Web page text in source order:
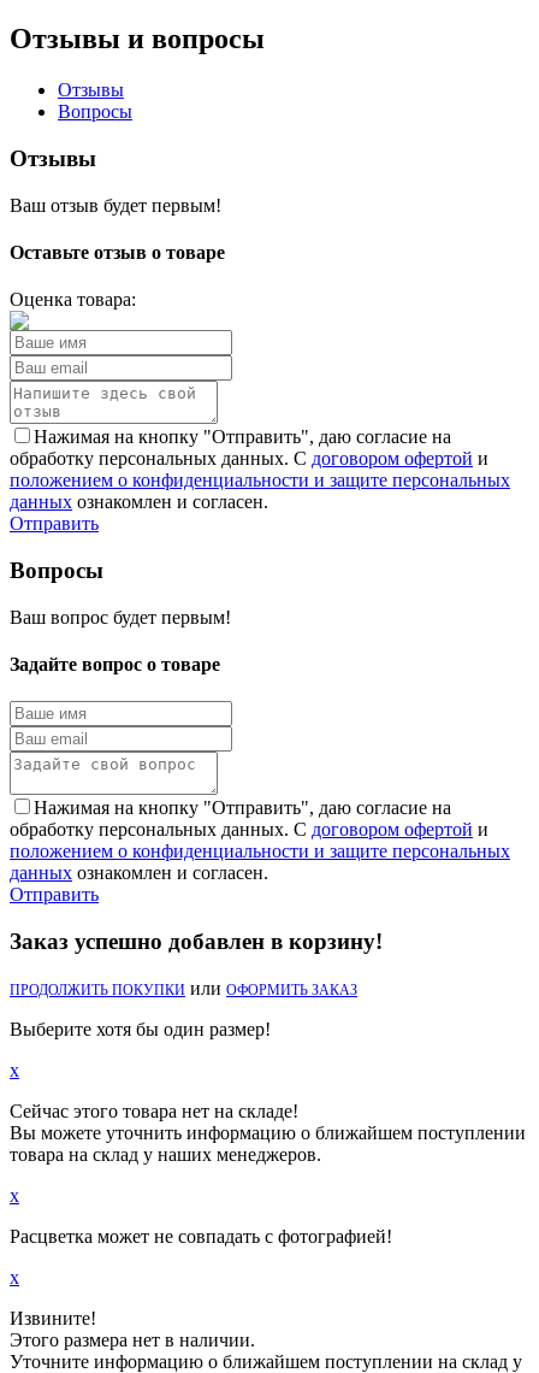
Отзывы и вопросы
Отзывы
Вопросы
Отзывы
Ваш отзыв будет первым!
Оставьте отзыв о товаре
Оценка товара:
Нажимая на кнопку "Отправить", даю согласие на
обработку персональных данных. С договором офертой и
положением о конфиденциальности и защите персональных
данных ознакомлен и согласен.
Отправить
Вопросы
Ваш вопрос будет первым!
Задайте вопрос о товаре
Нажимая на кнопку "Отправить", даю согласие на
обработку персональных данных. С договором офертой и
положением о конфиденциальности и защите персональных
данных ознакомлен и согласен.
Отправить
Заказ успешно добавлен в корзину!
ПРОДОЛЖИТЬ ПОКУПКИ или ОФОРМИТЬ ЗАКАЗ
Выберите хотя бы один размер!
x
Сейчас этого товара нет на складе!
Вы можете уточнить информацию о ближайшем поступлении
товара на склад у наших менеджеров.
x
Расцветка может не совпадать с фотографией!
x
Извините!
Этого размера нет в наличии.
Уточните информацию о ближайшем поступлении на склад у